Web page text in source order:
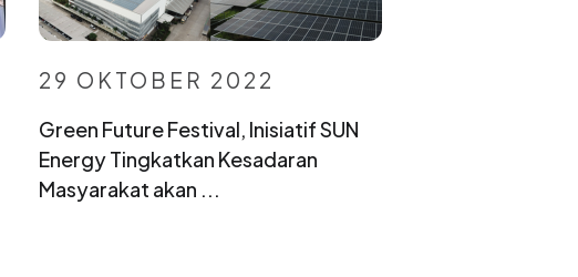
29 OKTOBER 2022
Green Future Festival, Inisiatif SUN
Energy Tingkatkan Kesadaran
Masyarakat akan ...